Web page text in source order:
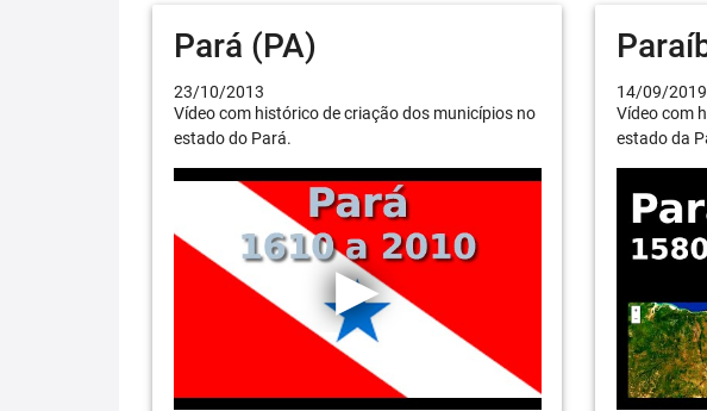
Pará (PA)
23/10/2013
Vídeo com histórico de criação dos municípios no
estado do Pará.
14/09/2019
Vídeo com
estado da